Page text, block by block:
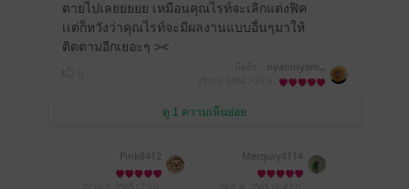
ตายไปเลยยยยย เหมือนคุณไรท์จะเลิกแต่งฟิค
เเต่ก็หวังว่าคุณไรท์จะมีผลงานแบบอื่นๆมาให้
ติดตามอีกเยอะๆ ><
nyamnyam,,,
ดู 1 ความเห็นย่อย
Pink8412 Merqury4114